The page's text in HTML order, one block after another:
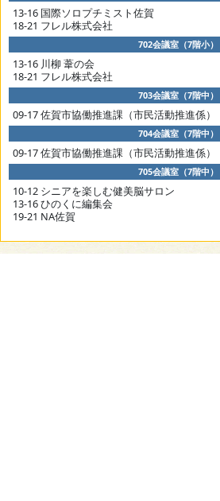
13-16 国際ソロプチミスト佐賀
18-21 フレル株式会社
702会議室（7階小）
13-16 川柳 葦の会
18-21 フレル株式会社
703会議室（7階中）
09-17 佐賀市協働推進課（市民活動推進係）
704会議室（7階中）
09-17 佐賀市協働推進課（市民活動推進係）
705会議室（7階中）
10-12 シニアを楽しむ健美脳サロン
13-16 ひのくに編集会
19-21 NA佐賀